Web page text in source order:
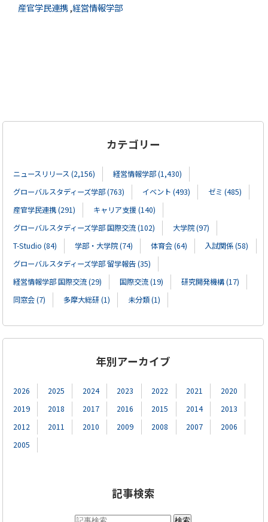
産官学民連携,経営情報学部
カテゴリー
ニュースリリース (2,156)
経営情報学部 (1,430)
グローバルスタディーズ学部 (763)
イベント (493)
ゼミ (485)
産官学民連携 (291)
キャリア支援 (140)
グローバルスタディーズ学部 国際交流 (102)
大学院 (97)
T-Studio (84)
学部・大学院 (74) 体育会 (64)
入試関係 (58)
グローバルスタディーズ学部 留学報告 (35)
経営情報学部 国際交流 (29)
国際交流 (19)
研究開発機構 (17)
同窓会 (7)
多摩大総研 (1) 未分類 (1)
年別アーカイブ
2026 2025 2024 2023 2022 2021
2020
2019
2018 2017 2016 2015 2014
2013
2012
2011 2010 2009 2008 2007
2006
2005
記事検索